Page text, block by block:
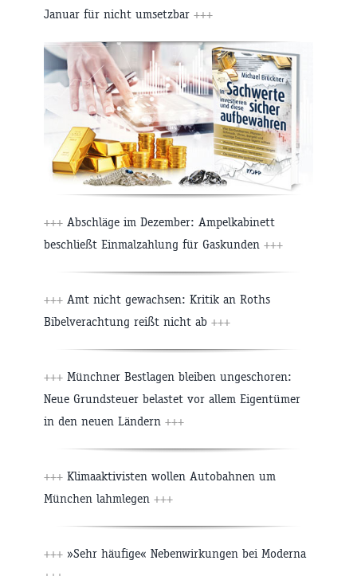
Januar für nicht umsetzbar +++
+++ Abschläge im Dezember: Ampelkabinett
beschließt Einmalzahlung für Gaskunden +++
+++ Amt nicht gewachsen: Kritik an Roths
Bibelverachtung reißt nicht ab +++
+++ Münchner Bestlagen bleiben ungeschoren:
Neue Grundsteuer belastet vor allem Eigentümer
in den neuen Ländern +++
+++ Klimaaktivisten wollen Autobahnen um
München lahmlegen +++
+++ »Sehr häufige« Nebenwirkungen bei Moderna